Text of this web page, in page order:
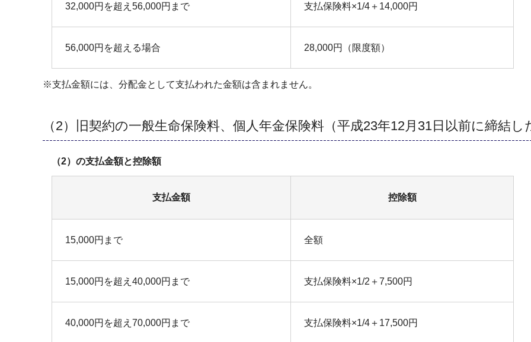
32,000円を超え56,000円まで 支払保険料×1/4＋14,000円
56,000円を超える場合 28,000円（限度額）
※支払金額には、分配金として支払われた金額は含まれません。
（2）旧契約の一般生命保険料、個人年金保険料（平成23年12月31日以前に締結し
（2）の支払金額と控除額
支払金額 控除額
15,000円まで 全額
15,000円を超え40,000円まで 支払保険料×1/2＋7,500円
40,000円を超え70,000円まで 支払保険料×1/4＋17,500円